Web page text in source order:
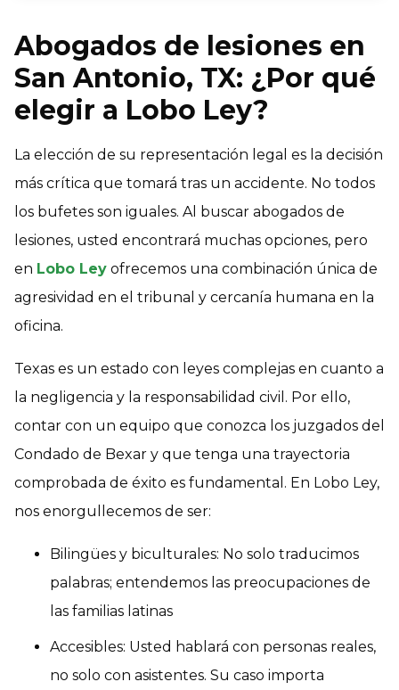
Abogados de lesiones en
San Antonio, TX: ¿Por qué
elegir a Lobo Ley?
La elección de su representación legal es la decisión
más crítica que tomará tras un accidente. No todos
los bufetes son iguales. Al buscar abogados de
lesiones, usted encontrará muchas opciones, pero
en Lobo Ley ofrecemos una combinación única de
agresividad en el tribunal y cercanía humana en la
oficina.
Texas es un estado con leyes complejas en cuanto a
la negligencia y la responsabilidad civil. Por ello,
contar con un equipo que conozca los juzgados del
Condado de Bexar y que tenga una trayectoria
comprobada de éxito es fundamental. En Lobo Ley,
nos enorgullecemos de ser:
Bilingües y biculturales: No solo traducimos
palabras; entendemos las preocupaciones de
las familias latinas
Accesibles: Usted hablará con personas reales,
no solo con asistentes. Su caso importa